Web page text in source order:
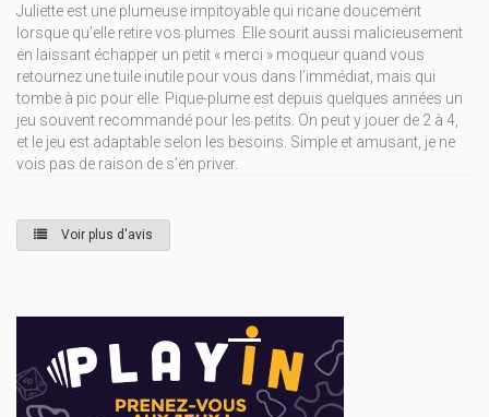
Juliette est une plumeuse impitoyable qui ricane doucement
lorsque qu’elle retire vos plumes. Elle sourit aussi malicieusement
en laissant échapper un petit « merci » moqueur quand vous
retournez une tuile inutile pour vous dans l’immédiat, mais qui
tombe à pic pour elle. Pique-plume est depuis quelques années un
jeu souvent recommandé pour les petits. On peut y jouer de 2 à 4,
et le jeu est adaptable selon les besoins. Simple et amusant, je ne
vois pas de raison de s’en priver.
Voir plus d'avis